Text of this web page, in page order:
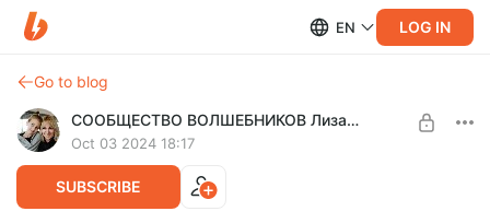
EN LOG IN
Go to blog
СООБЩЕСТВО ВОЛШЕБНИКОВ Лиза Арье
Oct 03 2024 18:17
SUBSCRIBE